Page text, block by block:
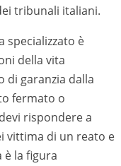
tribunali italiani.
specializzato è
della vita
di garanzia dalla
fermato o
rispondere a
vittima di un reato e
la figura